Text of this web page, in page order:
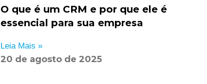
O que é um CRM e por que ele é
essencial para sua empresa
Leia Mais »
20 de agosto de 2025